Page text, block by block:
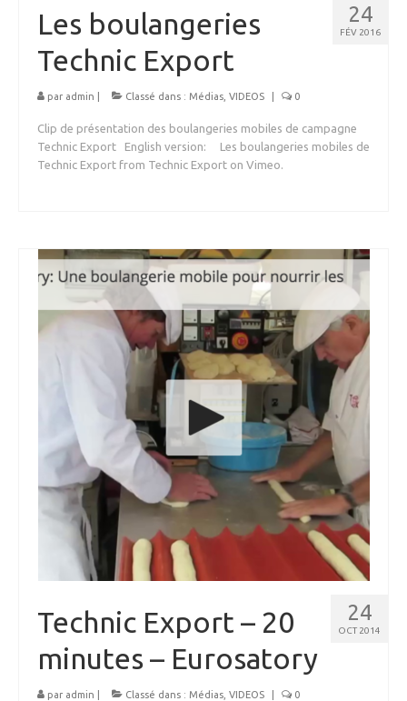
24
FÉV 2016
Les boulangeries
Technic Export
par admin Classé dans : Médias VIDEOS 0
Clip de présentation des boulangeries mobiles de campagne
Technic Export English version: Les boulangeries mobiles de
Technic Export from Technic Export on Vimeo.
24
OCT 2014
Technic Export – 20
minutes – Eurosatory
par admin Classé dans : Médias VIDEOS 0